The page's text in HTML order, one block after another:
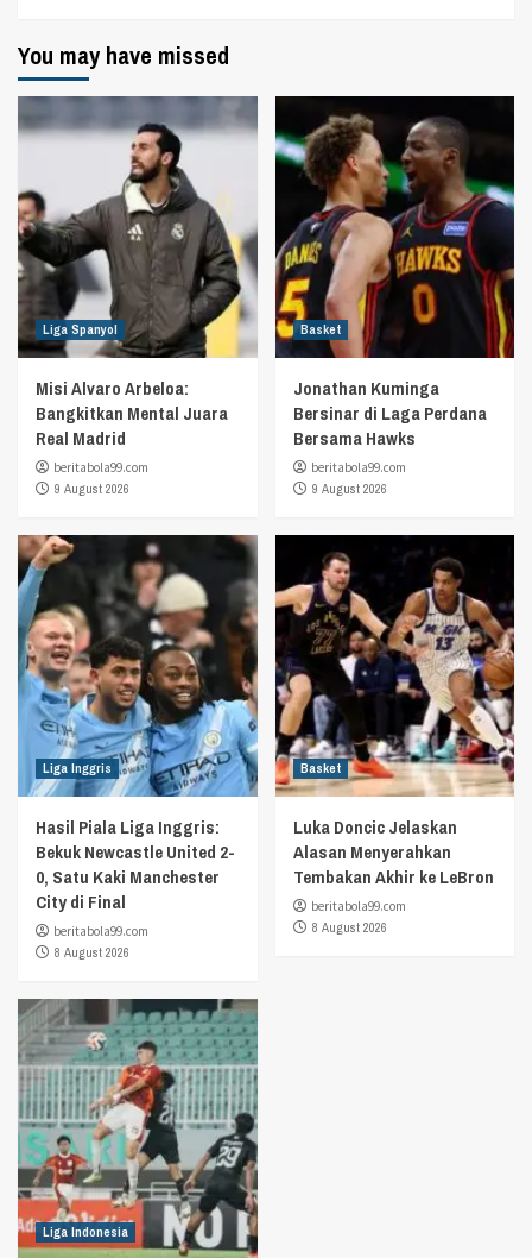
You may have missed
Liga Spanyol
Misi Alvaro Arbeloa:
Bangkitkan Mental Juara
Real Madrid
beritabola99.com
9 August 2026
Basket
Jonathan Kuminga
Bersinar di Laga Perdana
Bersama Hawks
beritabola99.com
9 August 2026
Liga Inggris
Hasil Piala Liga Inggris:
Bekuk Newcastle United 2-
0, Satu Kaki Manchester
City di Final
beritabola99.com
8 August 2026
Basket
Luka Doncic Jelaskan
Alasan Menyerahkan
Tembakan Akhir ke LeBron
beritabola99.com
8 August 2026
Liga Indonesia